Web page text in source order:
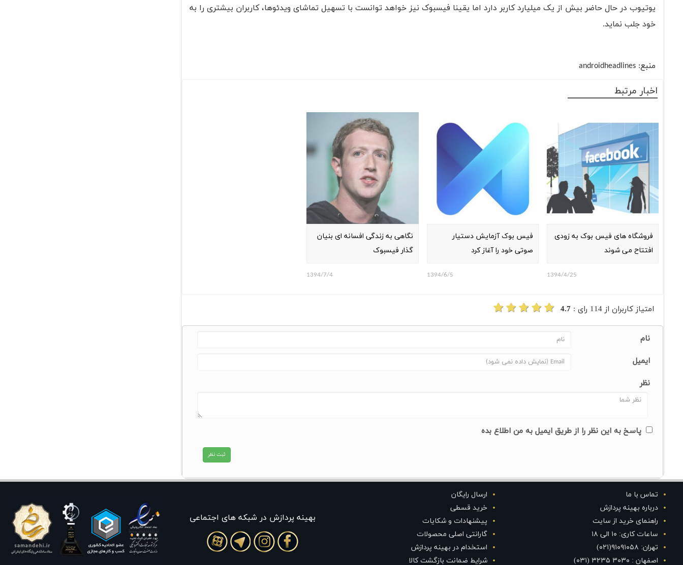
یوتیوب در حال حاضر بیش از یک میلیارد کاربر دارد اما یقینا فیسبوک نیز خواهد توانست با تسهیل تماشای ویدئوها، کاربران بیشتری را به
خود جلب نماید.
منبع: androidheadlines
اخبار مرتبط
فروشگاه های فیس بوک به زودی
افتتاح می شوند
1394/4/25
فیس بوک آزمایش دستیار
صوتی خود را آغاز کرد
1394/6/5
نگاهی به زندگی افسانه ای بنیان
گذار فیسبوک
1394/7/4
امتیاز کاربران از 114 رای : 4.7
نام
ایمیل
نظر
پاسخ به این نظر را از طریق ایمیل به من اطلاع بده
تماس با ما
درباره بهینه پردازش
راهنمای خرید از سایت
ساعات کاری: ۱۰ الی ۱۸
تهران: ۹۱۰۹۱۰۵۸(۰۲۱)
اصفهان : ۳۰۳۰ ۳۲۳۵ (۰۳۱)
ارسال رایگان
خرید قسطی
پیشنهادات و شکایات
گارانتی اصلی محصولات
استخدام در بهینه پردازش
شرایط ضمانت بازگشت کالا
بهينه پردازش در شبکه های اجتماعی